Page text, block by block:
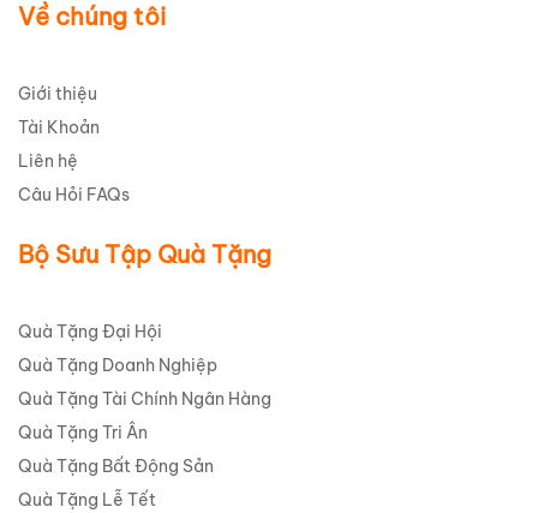
Về chúng tôi
Giới thiệu
Tài Khoản
Liên hệ
Câu Hỏi FAQs
Bộ Sưu Tập Quà Tặng
Quà Tặng Đại Hội
Quà Tặng Doanh Nghiệp
Quà Tặng Tài Chính Ngân Hàng
Quà Tặng Tri Ân
Quà Tặng Bất Động Sản
Quà Tặng Lễ Tết